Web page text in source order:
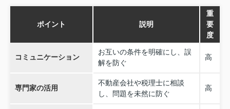
ポイント 説明
重
要
度
コミュニケーション
お互いの条件を明確にし、誤
解を防ぐ
高
専門家の活用
不動産会社や税理士に相談
し、問題を未然に防ぐ
高